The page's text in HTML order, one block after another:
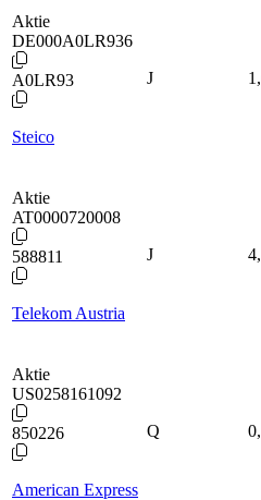
Aktie
DE000A0LR936
A0LR93
Steico
J
Aktie
AT0000720008
588811
Telekom Austria
J
Aktie
US0258161092
850226
American Express
Q